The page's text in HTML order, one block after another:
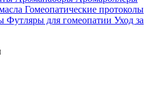
Гомеопатические протоколы
Футляры для гомеопатии Уход за